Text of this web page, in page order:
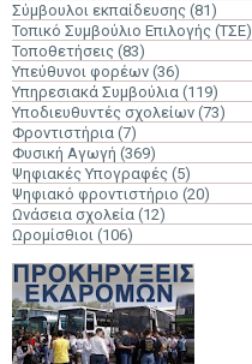
Σύμβουλοι εκπαίδευσης (81)
Τοπικό Συμβούλιο Επιλογής (ΤΣΕ)
Τοποθετήσεις (83)
Υπεύθυνοι φορέων (36)
Υπηρεσιακά Συμβούλια (119)
Υποδιευθυντές σχολείων (73)
Φροντιστήρια (7)
Φυσική Αγωγή (369)
Ψηφιακές Υπογραφές (5)
Ψηφιακό φροντιστήριο (20)
Ωνάσεια σχολεία (12)
Ωρομίσθιοι (106)